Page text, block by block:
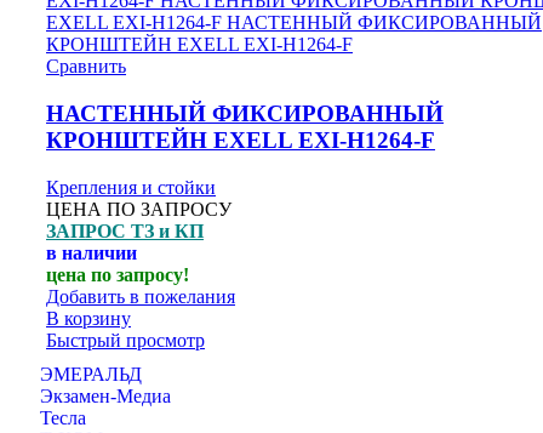
Сравнить
НАСТЕННЫЙ ФИКСИРОВАННЫЙ
КРОНШТЕЙН EXELL EXI-H1264-F
Крепления и стойки
ЦЕНА ПО ЗАПРОСУ
ЗАПРОС ТЗ и КП
в наличии
цена по запросу!
Добавить в пожелания
В корзину
Быстрый просмотр
ЭМЕРАЛЬД
Экзамен-Медиа
Тесла